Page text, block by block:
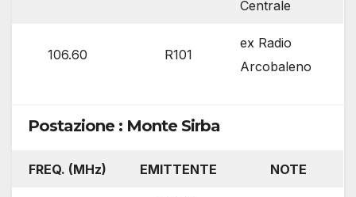
Centrale
106.60 R101
ex Radio
Arcobaleno
Postazione : Monte Sirba
FREQ. (MHz) EMITTENTE NOTE